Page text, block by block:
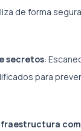
de forma
secretos:
para